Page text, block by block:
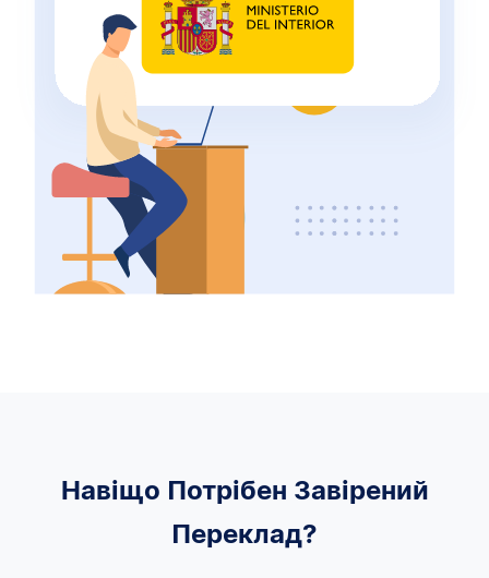
Навіщо Потрібен Завірений
Переклад?